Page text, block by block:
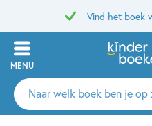
Vind het boek
MENU
Zoeken
naar